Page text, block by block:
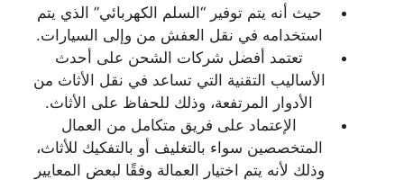
حيث أنه يتم توفير “السلم الكهربائي” الذي يتم
استخدامه في نقل العفش من وإلى السيارات.
تعتمد أفضل شركات الشحن على أحدث
الأساليب التقنية التي تساعد في نقل الأثاث من
الأدوار المرتفعة، وذلك للحفاظ على الأثاث.
الإعتماد على فريق متكامل من العمال
المتخصصين سواء بالتغليف أو بالتفكيك للأثاث،
وذلك لأنه يتم اختيار العمالة وفقًا لبعض المعايير